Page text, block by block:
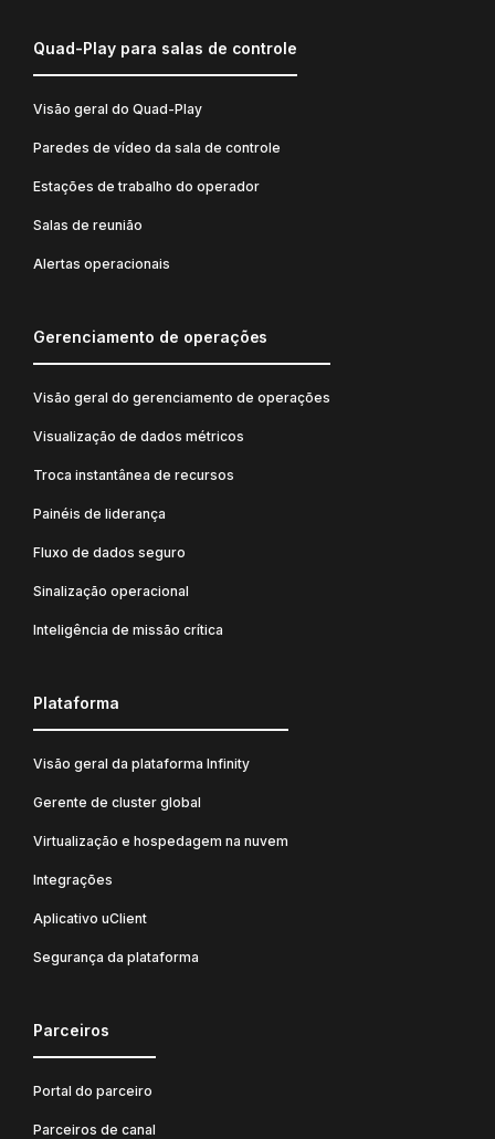
Quad-Play para salas de controle
Visão geral do Quad-Play
Paredes de vídeo da sala de controle
Estações de trabalho do operador
Salas de reunião
Alertas operacionais
Gerenciamento de operações
Visão geral do gerenciamento de operações
Visualização de dados métricos
Troca instantânea de recursos
Painéis de liderança
Fluxo de dados seguro
Sinalização operacional
Inteligência de missão crítica
Plataforma
Visão geral da plataforma Infinity
Gerente de cluster global
Virtualização e hospedagem na nuvem
Integrações
Aplicativo uClient
Segurança da plataforma
Parceiros
Portal do parceiro
Parceiros de canal